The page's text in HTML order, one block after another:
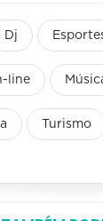
Dj
line
Turismo